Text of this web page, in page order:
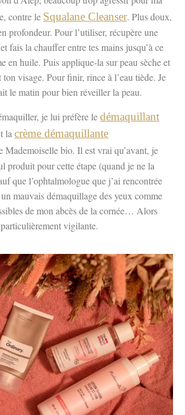
contre le Squalane Cleanser. Plus doux,
profondeur. Pour l’utiliser, récupère une
fais la chauffer entre tes mains jusqu’à ce
en huile. Puis applique-la sur peau sèche et
ton visage. Pour finir, rince à l’eau tiède. Je
le matin pour bien réveiller la peau.
je lui préfère ledémaquillant
la crème démaquillante
Mademoiselle bio. Il est vrai qu’avant, je
produit pour cette étape (quand je ne la
que l’ophtalmologue que j’ai rencontrée
mauvais démaquillage des yeux comme
de mon abcès de la cornée… Alors
vigilante.